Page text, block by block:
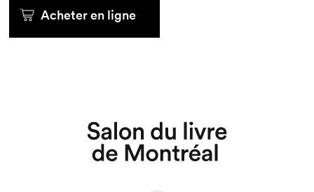
Que cherchez-vous?
Acheter en ligne